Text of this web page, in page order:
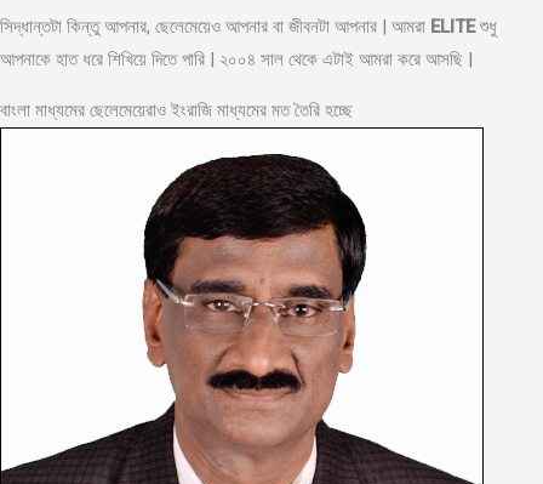
সিদ্ধান্তটা কিন্তু আপনার, ছেলেমেয়েও আপনার বা জীবনটা আপনার | আমরা ELITEশুধু
আপনাকে হাত ধরে শিখিয়ে দিতে পারি | ২০০৪ সাল থেকে এটাই আমরা করে আসছি |
বাংলা মাধ্যমের ছেলেমেয়েরাও ইংরাজি মাধ্যমের মত তৈরি হচ্ছে